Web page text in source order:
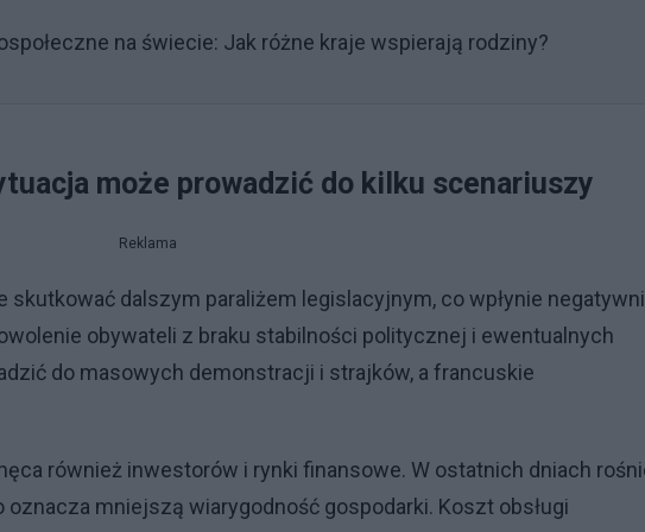
na świecie: Jak różne kraje wspierają rodziny?
może prowadzić do kilku scenariuszy
Reklama
skutkować dalszym paraliżem legislacyjnym, co wpłynie
obywateli z braku stabilności politycznej i ewentualnych
do masowych demonstracji i strajków, a francuskie
również inwestorów i rynki finansowe. W ostatnich dniach
mniejszą wiarygodność gospodarki. Koszt obsługi